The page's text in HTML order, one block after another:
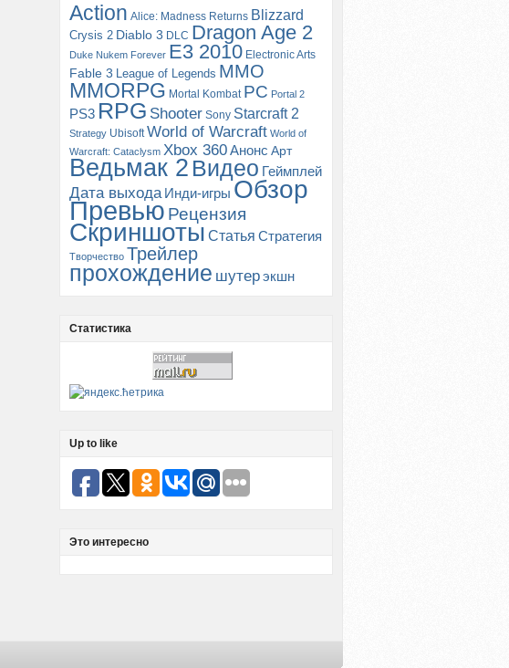
Action Alice: Madness Returns Blizzard
Crysis 2 Diablo 3 DLC Dragon Age 2
Duke Nukem Forever E3 2010 Electronic Arts
Fable 3 League of Legends MMO
MMORPG Mortal Kombat PC Portal 2
PS3 RPG Shooter Sony Starcraft 2
Strategy Ubisoft World of Warcraft World of
Warcraft: Cataclysm Xbox 360Анонс Арт
Ведьмак 2 Видео Геймплей
Дата выхода Инди-игры Обзор
Превью Рецензия
Скриншоты Статья Стратегия
Творчество Трейлер
прохождение шутерэкшн
Статистика
Up to like
Это интересно